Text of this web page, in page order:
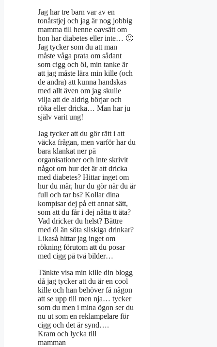
Jag har tre barn var av en
tonårstjej och jag är nog jobbig
mamma till henne oavsätt om
hon har diabetes eller inte… 🙂
Jag tycker som du att man
måste våga prata om sådant
som cigg och öl, min tanke är
att jag måste lära min kille (och
de andra) att kunna handskas
med allt även om jag skulle
vilja att de aldrig börjar och
röka eller dricka… Man har ju
själv varit ung!
Jag tycker att du gör rätt i att
väcka frågan, men varför har du
bara klankat ner på
organisationer och inte skrivit
något om hur det är att dricka
med diabetes? Hittar inget om
hur du mår, hur du gör när du är
full och tar bs? Kollar dina
kompisar dej på ett annat sätt,
som att du får i dej nåtta tt äta?
Vad dricker du helst? Bättre
med öl än söta sliskiga drinkar?
Likaså hittar jag inget om
rökning förutom att du posar
med cigg på två bilder…
Tänkte visa min kille din blogg
då jag tycker att du är en cool
kille och han behöver få någon
att se upp till men nja… tycker
som du men i mina ögon ser du
nu ut som en reklampelare för
cigg och det är synd….
Kram och lycka till
mamman